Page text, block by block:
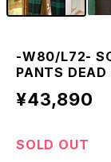
-W80/L72-
PANTS DEAD
¥43,890
SOLD OUT